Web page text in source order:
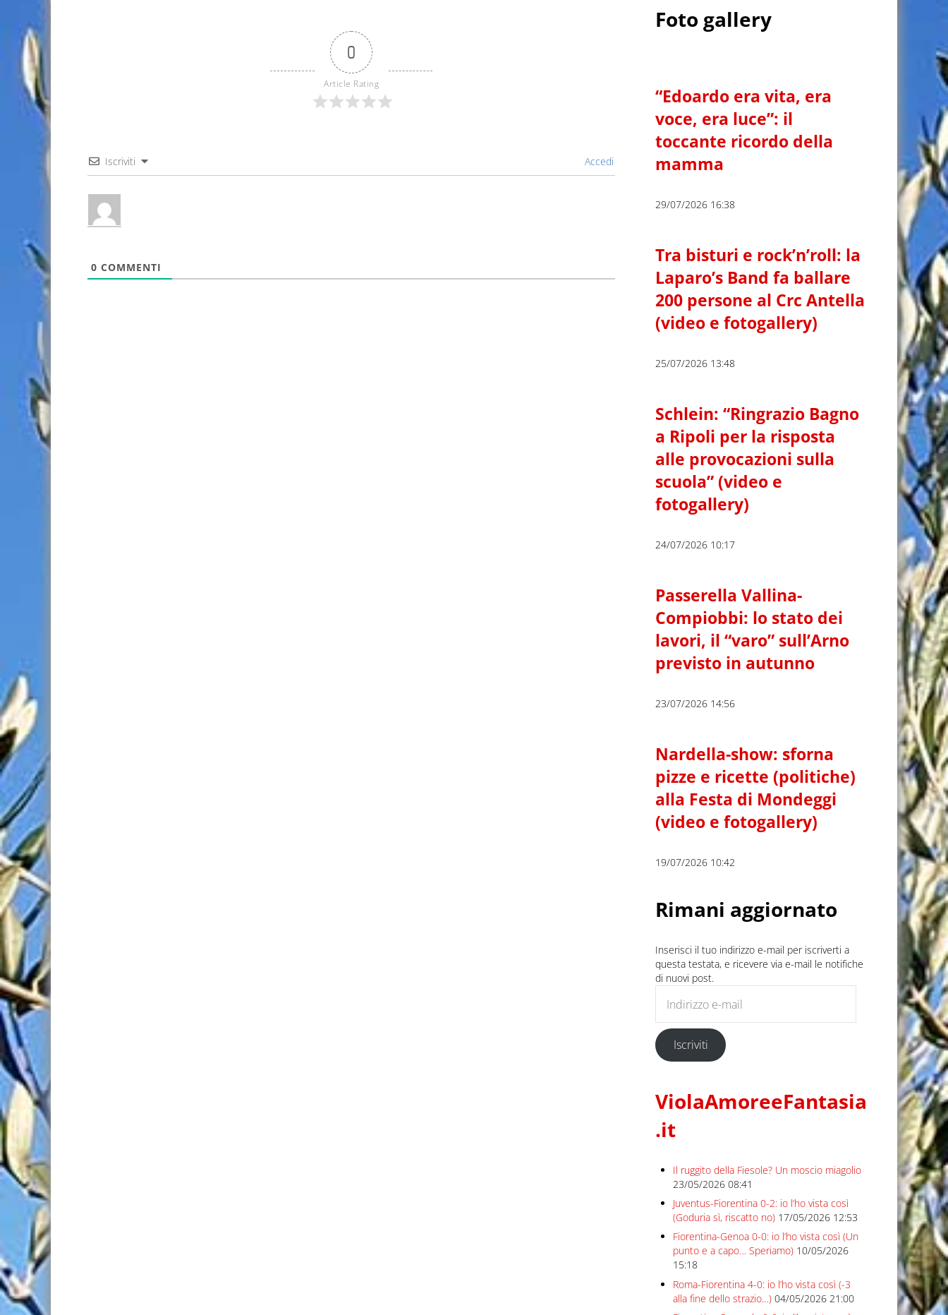
0
Article Rating
Iscriviti Accedi
0 COMMENTI
Foto gallery
“Edoardo era vita, era
voce, era luce”: il
toccante ricordo della
mamma
29/07/2026 16:38
Tra bisturi e rock’n’roll: la
Laparo’s Band fa ballare
200 persone al Crc Antella
(video e fotogallery)
25/07/2026 13:48
Schlein: “Ringrazio Bagno
a Ripoli per la risposta
alle provocazioni sulla
scuola” (video e
fotogallery)
24/07/2026 10:17
Passerella Vallina-
Compiobbi: lo stato dei
lavori, il “varo” sull’Arno
previsto in autunno
23/07/2026 14:56
Nardella-show: sforna
pizze e ricette (politiche)
alla Festa di Mondeggi
(video e fotogallery)
19/07/2026 10:42
Rimani aggiornato
Inserisci il tuo indirizzo e-mail per iscriverti a
questa testata, e ricevere via e-mail le notifiche
di nuovi post.
Iscriviti
ViolaAmoreeFantasia
.it
Il ruggito della Fiesole? Un moscio miagolio
23/05/2026 08:41
Juventus-Fiorentina 0-2: io l’ho vista così
(Goduria sì, riscatto no) 17/05/2026 12:53
Fiorentina-Genoa 0-0: io l’ho vista così (Un
punto e a capo… Speriamo) 10/05/2026
15:18
Roma-Fiorentina 4-0: io l’ho vista così (-3
alla fine dello strazio…) 04/05/2026 21:00